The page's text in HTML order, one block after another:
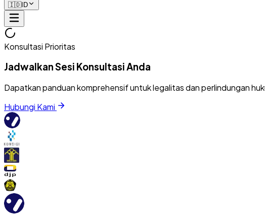
🇮🇩ID
Konsultasi Prioritas
Jadwalkan Sesi Konsultasi Anda
Dapatkan panduan komprehensif untuk legalitas dan perlindungan
Hubungi Kami